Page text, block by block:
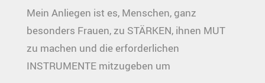
Mein Anliegen ist es, Menschen, ganz
besonders Frauen, zu STÄRKEN, ihnen MUT
zu machen und die erforderlichen
INSTRUMENTE mitzugeben um